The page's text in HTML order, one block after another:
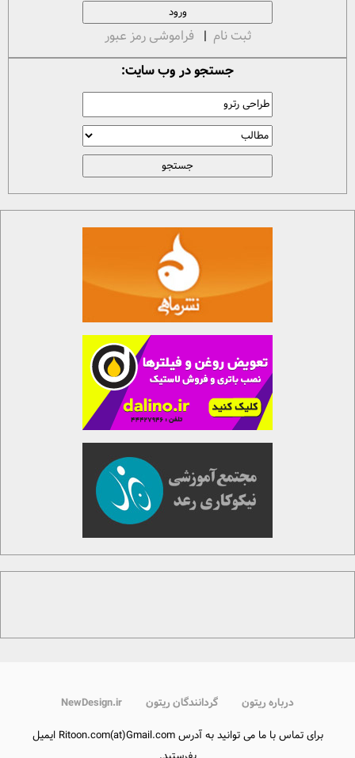
ثبت نام | فراموشی رمز عبور
جستجو در وب سایت:
درباره ریتون گردانندگان ریتون NewDesign.ir
برای تماس با ما می توانید به آدرس Ritoon.com(at)Gmail.com ایمیل